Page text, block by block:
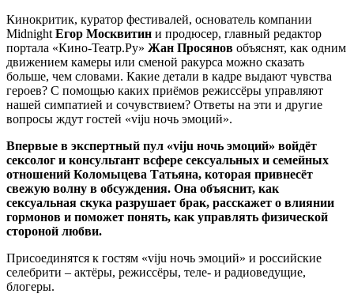
Кинокритик, куратор фестивалей, основатель компании
Midnight Егор Москвитин и продюсер, главный редактор
портала «Кино-Театр.Ру» Жан Просянов объяснят, как одним
движением камеры или сменой ракурса можно сказать
больше, чем словами. Какие детали в кадре выдают чувства
героев? С помощью каких приёмов режиссёры управляют
нашей симпатией и сочувствием? Ответы на эти и другие
вопросы ждут гостей «viju ночь эмоций».
Впервые в экспертный пул «viju ночь эмоций» войдёт
сексолог и консультант всфере сексуальных и семейных
отношений Коломыцева Татьяна, которая привнесёт
свежую волну в обсуждения. Она объяснит, как
сексуальная скука разрушает брак, расскажет о влиянии
гормонов и поможет понять, как управлять физической
стороной любви.
Присоединятся к гостям «viju ночь эмоций» и российские
селебрити – актёры, режиссёры, теле- и радиоведущие,
блогеры.